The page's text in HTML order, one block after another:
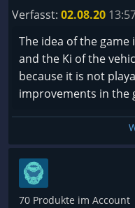
Verfasst: 02.08.20
The idea of the
and the Ki of the
because it is not
improvements in the
70 Produkte im Account